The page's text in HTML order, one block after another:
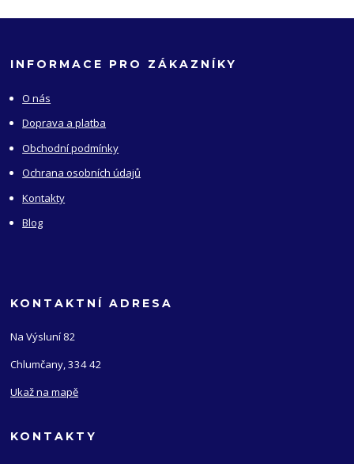
INFORMACE PRO ZÁKAZNÍKY
O nás
Doprava a platba
Obchodní podmínky
Ochrana osobních údajů
Kontakty
Blog
KONTAKTNÍ ADRESA
Na Výsluní 82
Chlumčany, 334 42
Ukaž na mapě
KONTAKTY